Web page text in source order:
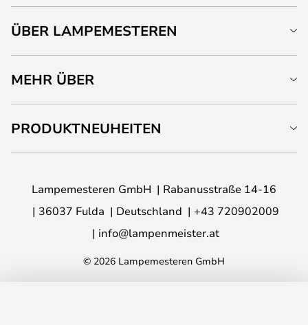
ÜBER LAMPEMESTEREN
MEHR ÜBER
PRODUKTNEUHEITEN
Lampemesteren GmbH
Rabanusstraße 14-16
36037 Fulda
Deutschland
+43 720902009
info@lampenmeister.at
© 2026 Lampemesteren GmbH